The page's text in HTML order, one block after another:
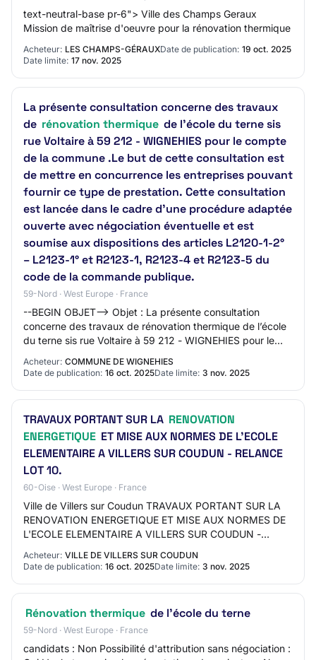
text-neutral-base pr-6"> Ville des Champs Geraux
Mission de maîtrise d'oeuvre pour la rénovation thermique
Acheteur: LES CHAMPS-GÉRAUXDate de publication: 19 oct. 2025
Date limite: 17 nov. 2025
La présente consultation concerne des travaux
de rénovation thermique de l’école du terne sis
rue Voltaire à 59 212 - WIGNEHIES pour le compte
de la commune .Le but de cette consultation est
de mettre en concurrence les entreprises pouvant
fournir ce type de prestation. Cette consultation
est lancée dans le cadre d’une procédure adaptée
ouverte avec négociation éventuelle et est
soumise aux dispositions des articles L2120-1-2°
– L2123-1° et R2123-1, R2123-4 et R2123-5 du
code de la commande publique.
59-Nord · West Europe · France
--BEGIN OBJET--> Objet : La présente consultation
concerne des travaux de rénovation thermique de l’école
du terne sis rue Voltaire à 59 212 - WIGNEHIES pour le
Acheteur: COMMUNE DE WIGNEHIES
Date de publication: 16 oct. 2025Date limite: 3 nov. 2025
TRAVAUX PORTANT SUR LA RENOVATION
ENERGETIQUE ET MISE AUX NORMES DE L'ECOLE
ELEMENTAIRE A VILLERS SUR COUDUN - RELANCE
LOT 10.
60-Oise · West Europe · France
Ville de Villers sur Coudun TRAVAUX PORTANT SUR LA
RENOVATION ENERGETIQUE ET MISE AUX NORMES DE
L'ECOLE ELEMENTAIRE A VILLERS SUR COUDUN -
COUDUN Travaux…
Acheteur: VILLE DE VILLERS SUR COUDUN
Date de publication: 16 oct. 2025Date limite: 3 nov. 2025
Rénovation thermique de l’école du terne
59-Nord · West Europe · France
candidats : Non Possibilité d'attribution sans négociation :